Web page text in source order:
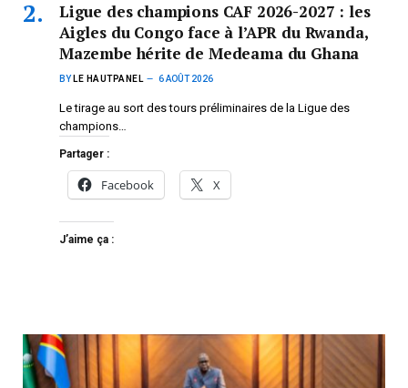
Ligue des champions CAF 2026-2027 : les
Aigles du Congo face à l’APR du Rwanda,
Mazembe hérite de Medeama du Ghana
BY LE HAUTPANEL 6 AOÛT 2026
Le tirage au sort des tours préliminaires de la Ligue des
champions…
Partager :
Facebook X
J’aime ça :